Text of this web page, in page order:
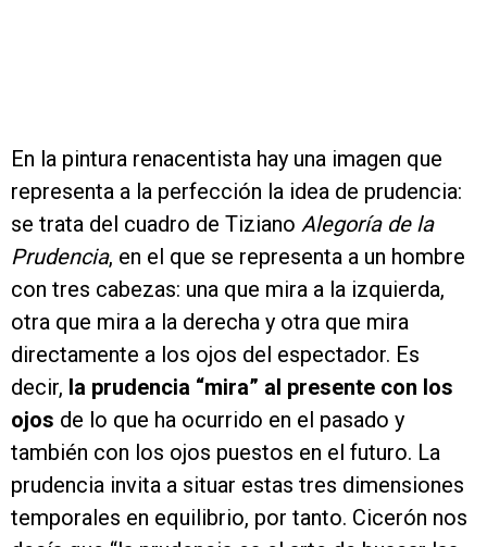
En la pintura renacentista hay una imagen que
representa a la perfección la idea de prudencia:
se trata del cuadro de Tiziano Alegoría de la
Prudencia, en el que se representa a un hombre
con tres cabezas: una que mira a la izquierda,
otra que mira a la derecha y otra que mira
directamente a los ojos del espectador. Es
decir, la prudencia “mira” al presente con los
ojos de lo que ha ocurrido en el pasado y
también con los ojos puestos en el futuro. La
prudencia invita a situar estas tres dimensiones
temporales en equilibrio, por tanto. Cicerón nos